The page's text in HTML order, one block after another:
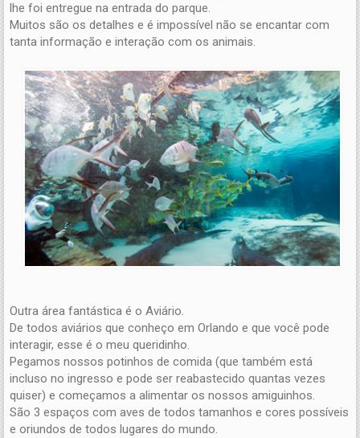
lhe foi entregue na entrada do parque.
Muitos são os detalhes e é impossível não se encantar com
tanta informação e interação com os animais.
Outra área fantástica é o Aviário.
De todos aviários que conheço em Orlando e que você pode
interagir, esse é o meu queridinho.
Pegamos nossos potinhos de comida (que também está
incluso no ingresso e pode ser reabastecido quantas vezes
quiser) e começamos a alimentar os nossos amiguinhos.
São 3 espaços com aves de todos tamanhos e cores possíveis
e oriundos de todos lugares do mundo.